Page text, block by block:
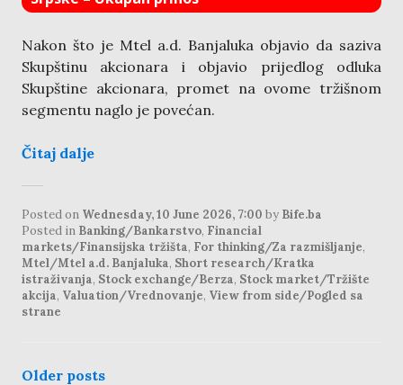
Nakon što je Mtel a.d. Banjaluka objavio da saziva
Skupštinu akcionara i objavio prijedlog odluka
Skupštine akcionara, promet na ovome tržišnom
segmentu naglo je povećan.
Čitaj dalje
Posted on Wednesday, 10 June 2026, 7:00 by Bife.ba
Posted in Banking/Bankarstvo, Financial
markets/Finansijska tržišta, For thinking/Za razmišljanje,
Mtel/Mtel a.d. Banjaluka, Short research/Kratka
istraživanja, Stock exchange/Berza, Stock market/Tržište
akcija, Valuation/Vrednovanje, View from side/Pogled sa
strane
posts
navigation
Older posts